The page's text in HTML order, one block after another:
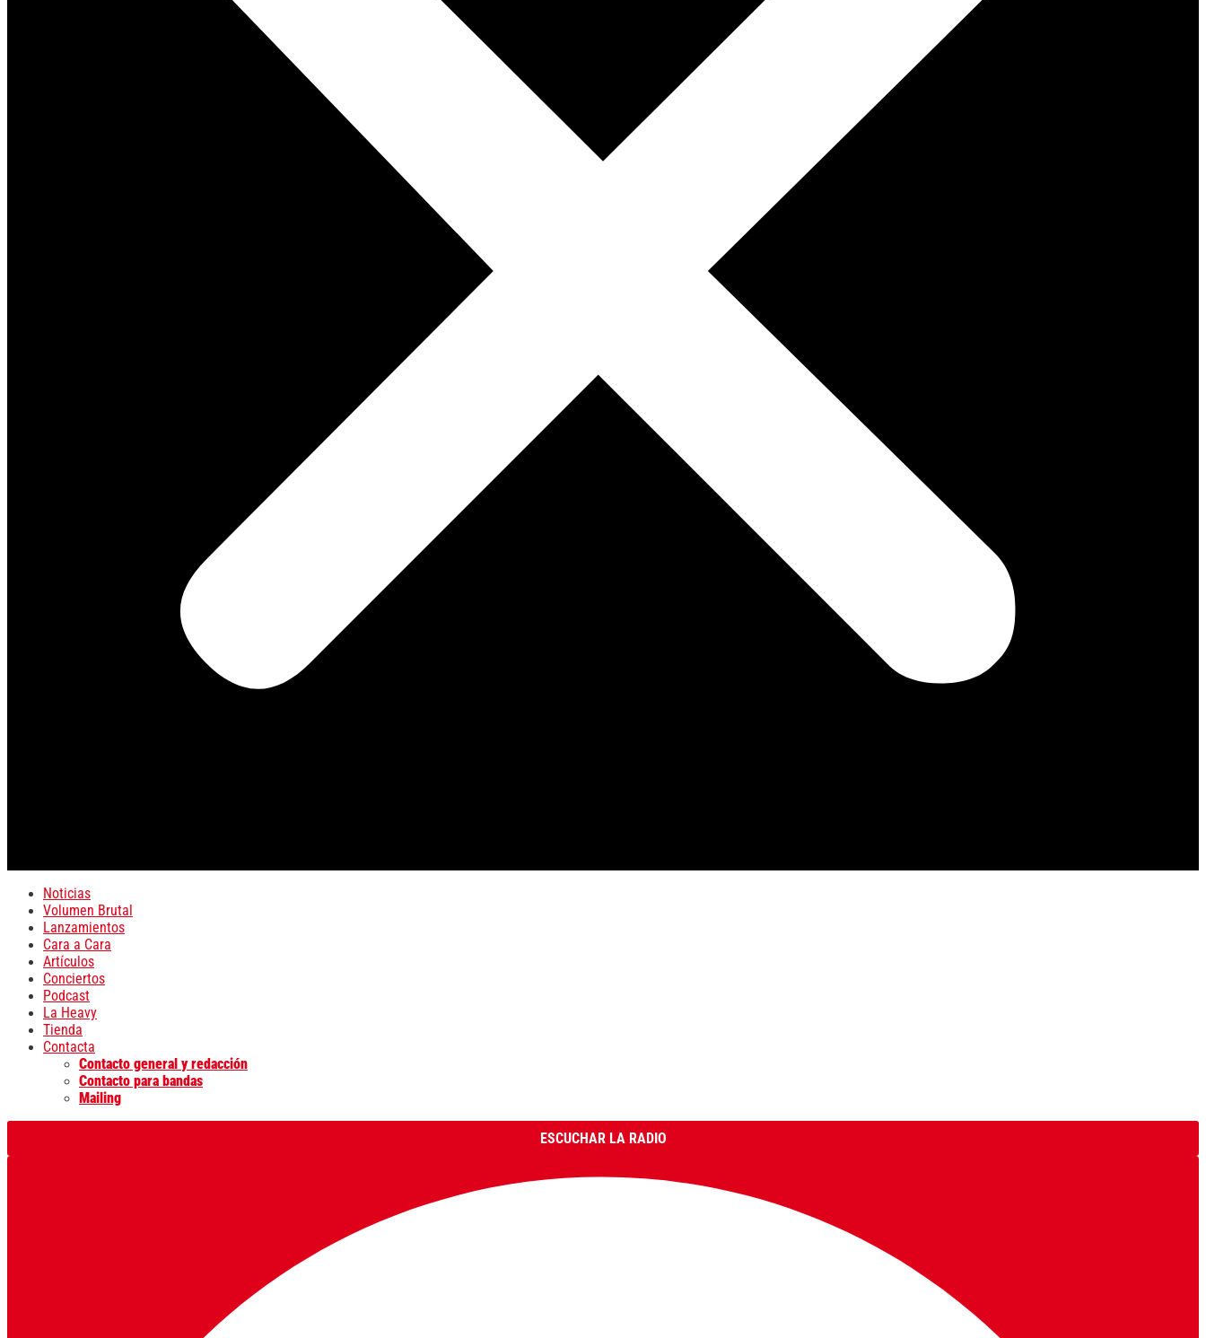
Noticias
Volumen Brutal
Lanzamientos
Cara a Cara
Artículos
Conciertos
Podcast
La Heavy
Tienda
Contacta
Contacto general y redacción
Contacto para bandas
Mailing
ESCUCHAR LA RADIO